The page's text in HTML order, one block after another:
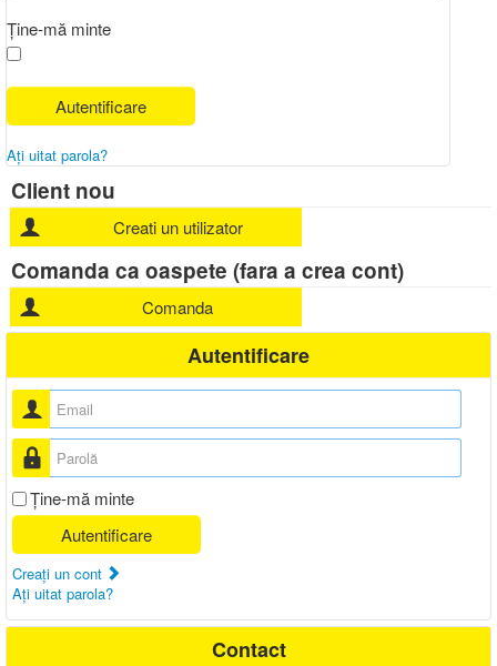
Ține-mă minte
Autentificare
Aţi uitat parola?
Client nou
Creati un utilizator
Comanda ca oaspete (fara a crea cont)
Comanda
Autentificare
Nume utilizator
Parolă
Ţine-mă minte
Autentificare
Creaţi un cont
Aţi uitat parola?
Contact